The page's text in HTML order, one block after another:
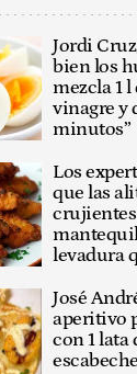
Jordi
bien los
mezcla 1 l
vinagre y
minutos”
Los
que las
levadura
José
aperitivo
con 1 lata